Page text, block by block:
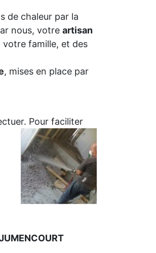
de chaleur par la
nous, votre artisan
votre famille, et des
, mises en place par
Pour faciliter